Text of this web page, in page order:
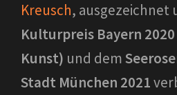
Kreusch, ausgezeichnet
Kulturpreis Bayern
Kunst) und dem
Stadt München 2021